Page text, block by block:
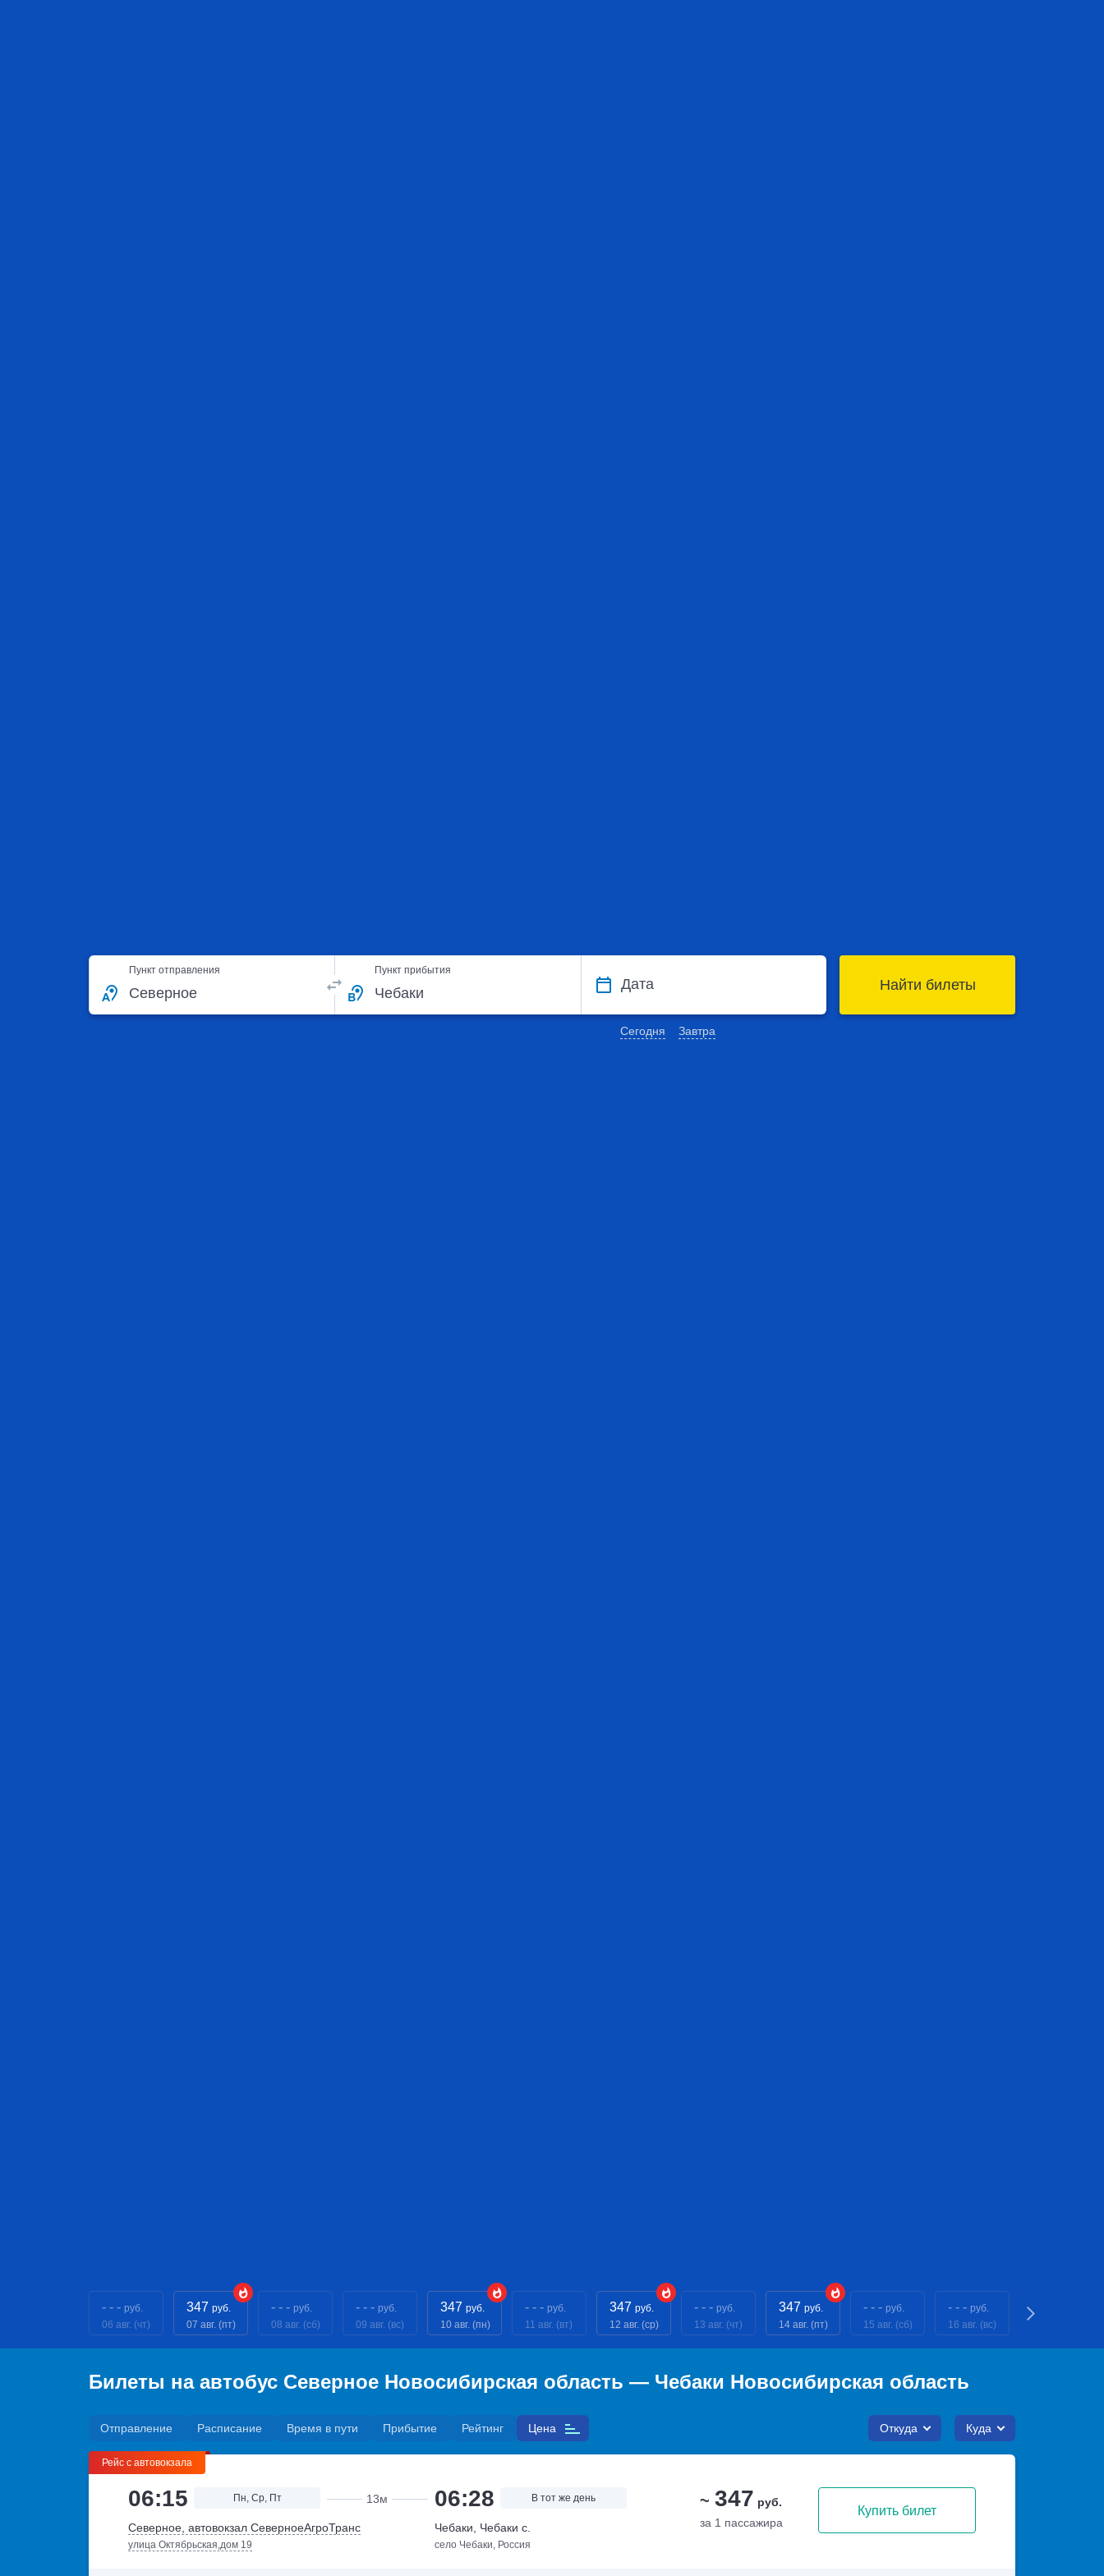
Пункт отправления Пункт прибытия
Дата
Сегодня Завтра
Найти билеты
- - - руб.
06 авг. (чт)
347 руб.
07 авг. (пт)
- - - руб.
08 авг. (сб)
- - - руб.
09 авг. (вс)
347 руб.
10 авг. (пн)
- - - руб.
11 авг. (вт)
347 руб.
12 авг. (ср)
- - - руб.
13 авг. (чт)
347 руб.
14 авг. (пт)
- - - руб.
15 авг. (сб)
- - - руб.
16 авг. (вс)
Билеты на автобус Северное Новосибирская область — Чебаки Новосибирская область
Отправление Расписание Время в пути Прибытие Рейтинг Цена Откуда Куда
Рейс с автовокзала
06:15 Пн, Ср, Пт 13м 06:28 В тот же день ~ 347 руб.
за 1 пассажира
Купить билет
Северное, автовокзал СеверноеАгроТранс
улица Октябрьская,дом 19
Чебаки, Чебаки с.
село Чебаки, Россия